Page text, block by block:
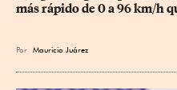
más rápido de 0 a 96 km/h
Por Mauricio Juárez